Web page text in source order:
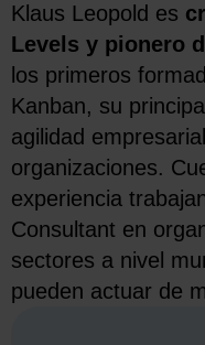
Klaus Leopold es
Levels y pionero
los primeros
Kanban, su
agilidad
organizaciones.
experiencia
Consultant en
sectores a nivel
pueden actuar de